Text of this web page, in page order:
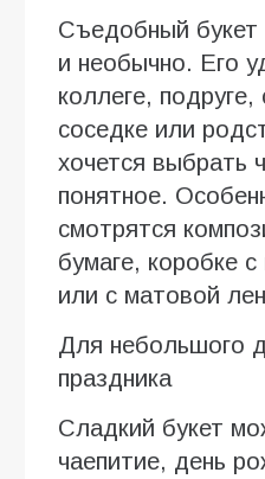
Съедобный букет
и необычно. Его
коллеге,
соседке или
хочется выбрать
понятное.
смотрятся
бумаге, коробке
или с матовой
Для небольшого
праздника
Сладкий букет
чаепитие, день